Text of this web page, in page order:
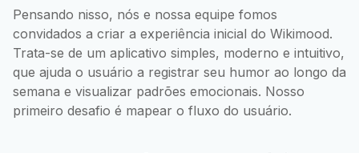
Pensando nisso, nós e nossa equipe fomos
convidados a criar a experiência inicial do Wikimood.
Trata-se de um aplicativo simples, moderno e intuitivo,
que ajuda o usuário a registrar seu humor ao longo da
semana e visualizar padrões emocionais. Nosso
primeiro desafio é mapear o fluxo do usuário.